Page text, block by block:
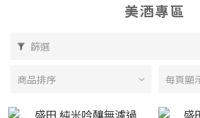
美酒專區
篩選
商品排序 每頁顯